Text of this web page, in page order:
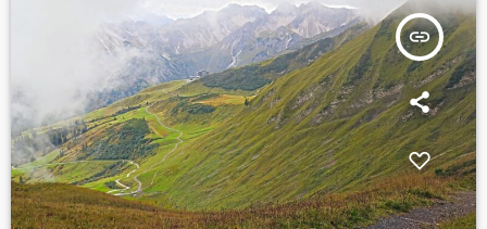
insert_link